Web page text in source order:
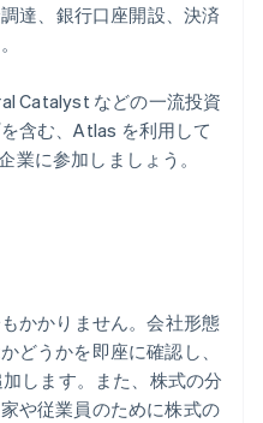
達、銀行口座開設、決済
Catalyst などの一流投資
含む、Atlas を利用して
に参加しましょう。
かかりません。会社形態
どうかを即座に確認し、
します。また、株式の分
や従業員のために株式の